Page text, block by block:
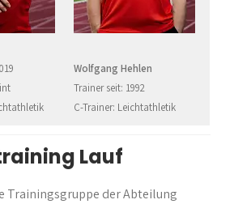
Wolfgang Hehlen
Trainer seit: 1992
C-Trainer: Leichtathletik
Lauf
Trainingsgruppe der Abteilung